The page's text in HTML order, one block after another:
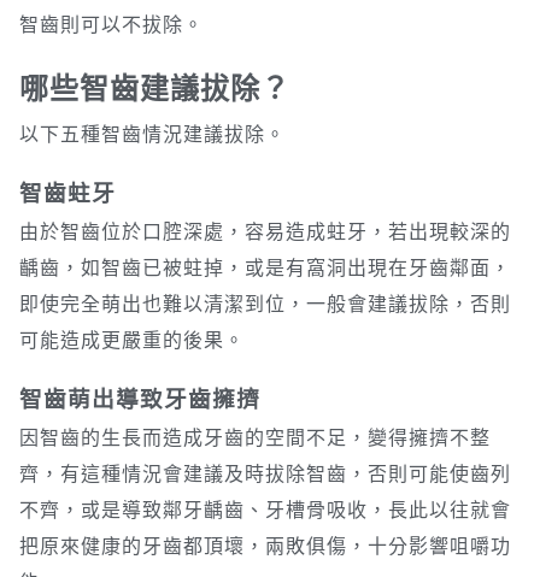
智齒則可以不拔除。
哪些智齒建議拔除？
以下五種智齒情況建議拔除。
智齒蛀牙
由於智齒位於口腔深處，容易造成蛀牙，若出現較深的
齲齒，如智齒已被蛀掉，或是有窩洞出現在牙齒鄰面，
即使完全萌出也難以清潔到位，一般會建議拔除，否則
可能造成更嚴重的後果。
智齒萌出導致牙齒擁擠
因智齒的生長而造成牙齒的空間不足，變得擁擠不整
齊，有這種情況會建議及時拔除智齒，否則可能使齒列
不齊，或是導致鄰牙齲齒、牙槽骨吸收，長此以往就會
把原來健康的牙齒都頂壞，兩敗俱傷，十分影響咀嚼功